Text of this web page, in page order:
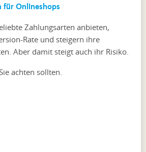
für Onlineshops
Zahlungsarten anbieten,
Rate und steigern ihre
Aber damit steigt auch ihr Risiko.
achten sollten.